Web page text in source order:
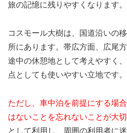
旅の記憶に残りやすくなります。
コスモール大樹は、国道沿いの
所にあります。帯広方面、広尾
途中の休憩地として考えやすく
点としても使いやすい立地です。
ただし、車中泊を前提にする場
はないことを忘れないことが大切
として利用し、周囲の利用者に